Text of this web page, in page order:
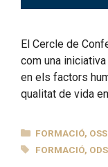
El Cercle de
com una
en els factors
qualitat de vida
CATEGORIES
FORMACIÓ,
ETIQUETES
FORMACIÓ,